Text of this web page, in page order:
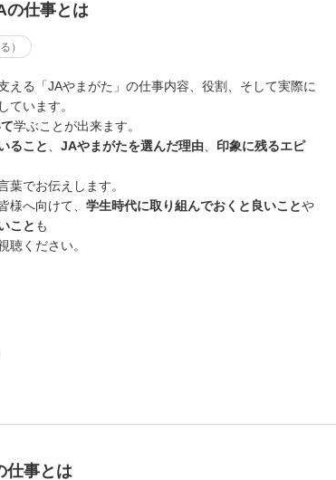
の仕事とは
）
える「JAやまがた」の仕事内容、役割、そして実際に
ています。
学ぶことが出来ます。
ること JAやまがたを選んだ理由
印象に残るエピ
葉でお伝えします。
様へ向けて、 学生時代に取り組んでおくと良いことや
こと も
聴ください。
仕事とは